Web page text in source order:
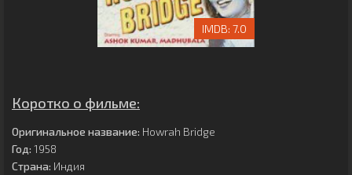
7.0
Коротко о фильме:
Оригинальное название: Howrah Bridge
Год: 1958
Страна: Индия